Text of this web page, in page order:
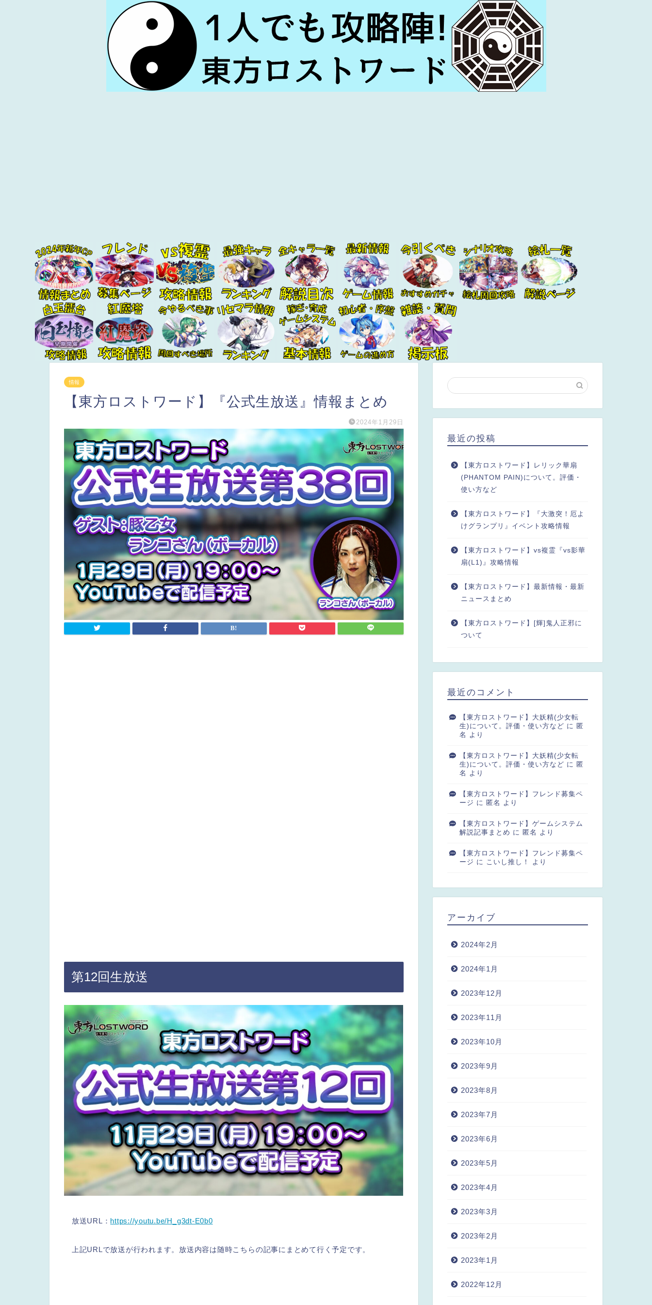
情報
【東方ロストワード】『公式生放送』情報まとめ
2024年1月29日
第12回生放送
放送URL： https://youtu.be/H_g3dt-E0b0
上記URLで放送が行われます。放送内容は随時こちらの記事にまとめて行く予定です。
最近の投稿
【東方ロストワード】レリック華扇
(PHANTOM PAIN)について。評価・
使い方など
【東方ロストワード】『大激突！厄よ
けグランプリ』イベント攻略情報
【東方ロストワード】vs複霊『vs影華
扇(L1)』攻略情報
【東方ロストワード】最新情報・最新
ニュースまとめ
【東方ロストワード】[輝]鬼人正邪に
ついて
最近のコメント
【東方ロストワード】大妖精(少女転
生)について。評価・使い方など に 匿
名 より
【東方ロストワード】大妖精(少女転
生)について。評価・使い方など に 匿
名 より
【東方ロストワード】フレンド募集ペ
ージ に 匿名 より
【東方ロストワード】ゲームシステム
解説記事まとめ に 匿名 より
【東方ロストワード】フレンド募集ペ
ージ に こいし推し！ より
アーカイブ
2024年2月
2024年1月
2023年12月
2023年11月
2023年10月
2023年9月
2023年8月
2023年7月
2023年6月
2023年5月
2023年4月
2023年3月
2023年2月
2023年1月
2022年12月